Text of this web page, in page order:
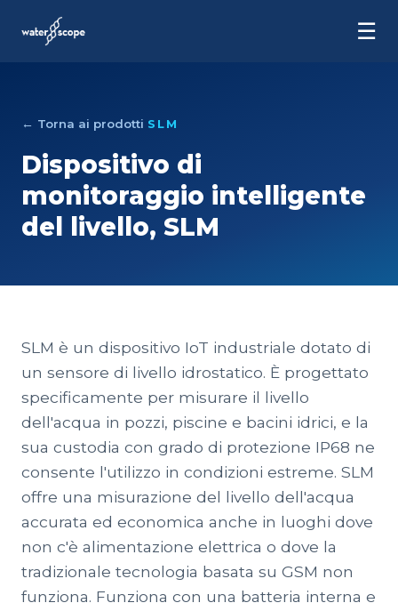
☰
← Torna ai prodotti SLM
Dispositivo di
monitoraggio intelligente
del livello, SLM
SLM è un dispositivo IoT industriale dotato di
un sensore di livello idrostatico. È progettato
specificamente per misurare il livello
dell'acqua in pozzi, piscine e bacini idrici, e la
sua custodia con grado di protezione IP68 ne
consente l'utilizzo in condizioni estreme. SLM
offre una misurazione del livello dell'acqua
accurata ed economica anche in luoghi dove
non c'è alimentazione elettrica o dove la
tradizionale tecnologia basata su GSM non
funziona. Funziona con una batteria interna e